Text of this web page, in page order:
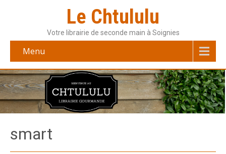
Le Chtululu
Votre librairie de seconde main à Soignies
Menu
smart